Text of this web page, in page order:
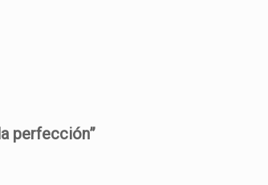
perfección”